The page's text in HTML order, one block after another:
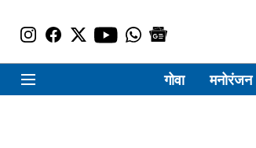
गोवा मनोरंजन